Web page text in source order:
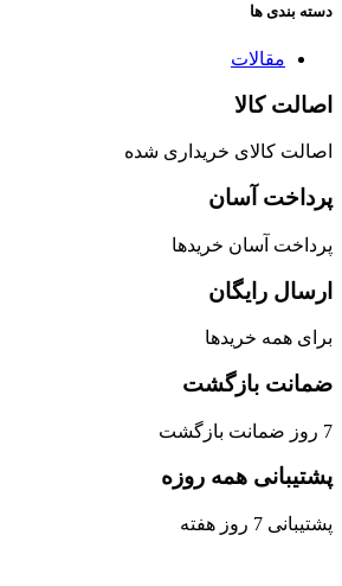
دسته بندی ها
مقالات
اصالت کالا
اصالت کالای خریداری شده
پرداخت آسان
پرداخت آسان خریدها
ارسال رایگان
برای همه خریدها
ضمانت بازگشت
7 روز ضمانت بازگشت
پشتیبانی همه روزه
پشتیبانی 7 روز هفته